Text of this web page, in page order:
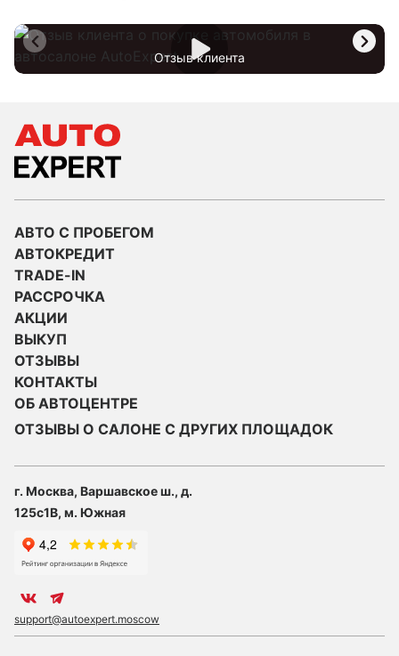
Отзыв клиента
АВТО С ПРОБЕГОМ
АВТОКРЕДИТ
TRADE-IN
РАССРОЧКА
АКЦИИ
ВЫКУП
ОТЗЫВЫ
КОНТАКТЫ
ОБ АВТОЦЕНТРЕ
ОТЗЫВЫ О САЛОНЕ С ДРУГИХ ПЛОЩАДОК
г. Москва, Варшавское ш., д.
125с1В, м. Южная
support@autoexpert.moscow